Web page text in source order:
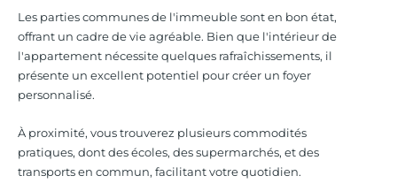
Les parties communes de l'immeuble sont en bon état,
offrant un cadre de vie agréable. Bien que l'intérieur de
l'appartement nécessite quelques rafraîchissements, il
présente un excellent potentiel pour créer un foyer
personnalisé.
À proximité, vous trouverez plusieurs commodités
pratiques, dont des écoles, des supermarchés, et des
transports en commun, facilitant votre quotidien.